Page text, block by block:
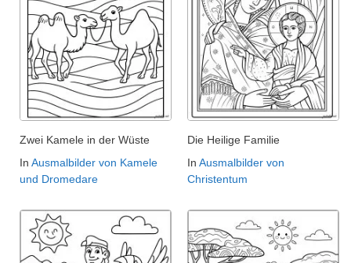
Zwei Kamele in der Wüste
In Ausmalbilder von Kamele
und Dromedare
Die Heilige Familie
In Ausmalbilder von
Christentum